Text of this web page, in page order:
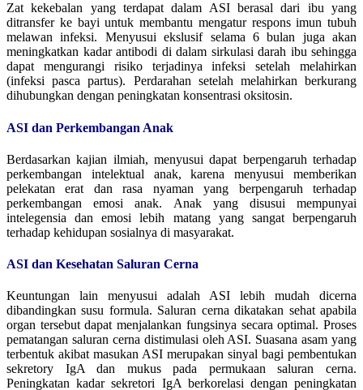
Zat kekebalan yang terdapat dalam ASI berasal dari ibu yang
ditransfer ke bayi untuk membantu mengatur respons imun tubuh
melawan infeksi. Menyusui ekslusif selama 6 bulan juga akan
meningkatkan kadar antibodi di dalam sirkulasi darah ibu sehingga
dapat mengurangi risiko terjadinya infeksi setelah melahirkan
(infeksi pasca partus). Perdarahan setelah melahirkan berkurang
dihubungkan dengan peningkatan konsentrasi oksitosin.
ASI dan Perkembangan Anak
Berdasarkan kajian ilmiah, menyusui dapat berpengaruh terhadap
perkembangan intelektual anak, karena menyusui memberikan
pelekatan erat dan rasa nyaman yang berpengaruh terhadap
perkembangan emosi anak. Anak yang disusui mempunyai
intelegensia dan emosi lebih matang yang sangat berpengaruh
terhadap kehidupan sosialnya di masyarakat.
ASI dan Kesehatan Saluran Cerna
Keuntungan lain menyusui adalah ASI lebih mudah dicerna
dibandingkan susu formula. Saluran cerna dikatakan sehat apabila
organ tersebut dapat menjalankan fungsinya secara optimal. Proses
pematangan saluran cerna distimulasi oleh ASI. Suasana asam yang
terbentuk akibat masukan ASI merupakan sinyal bagi pembentukan
sekretory IgA dan mukus pada permukaan saluran cerna.
Peningkatan kadar sekretori IgA berkorelasi dengan peningkatan